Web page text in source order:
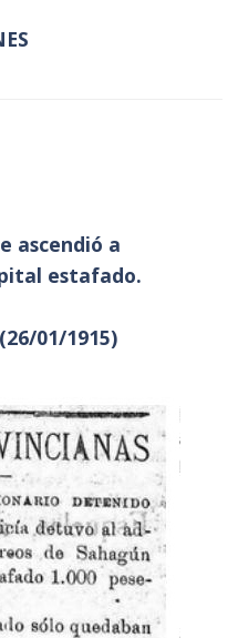
ascendió a
estafado.
01/1915)